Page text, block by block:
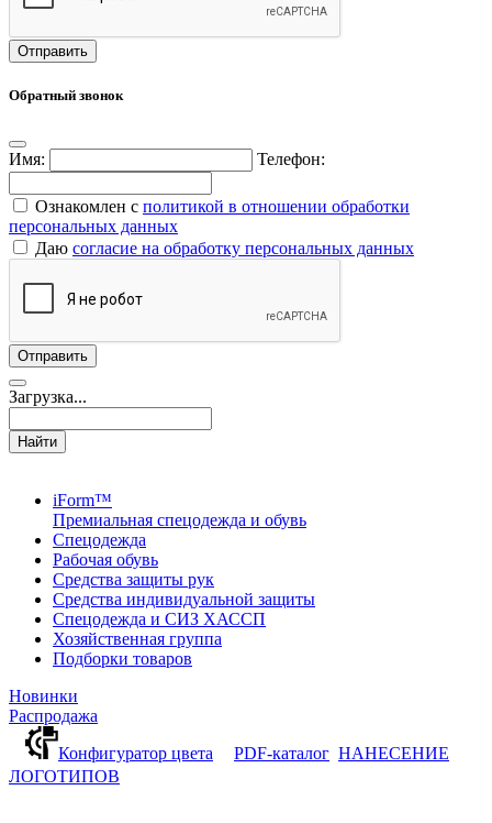
Обратный звонок
Имя: Телефон:
Ознакомлен с политикой в отношении обработки
персональных данных
Даю согласие на обработку персональных данных
Загрузка...
Найти
iForm™
Премиальная спецодежда и обувь
Спецодежда
Рабочая обувь
Средства защиты рук
Средства индивидуальной защиты
Спецодежда и СИЗ ХАССП
Хозяйственная группа
Подборки товаров
Новинки
Распродажа
Конфигуратор цвета
PDF-каталог НАНЕСЕНИЕ
ЛОГОТИПОВ